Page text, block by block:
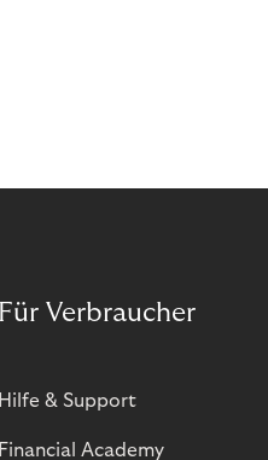
Für Verbraucher
Hilfe & Support
Financial Academy